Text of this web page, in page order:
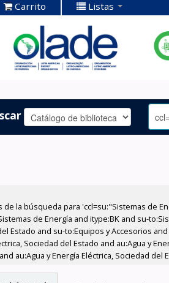
Carrito Listas
de la búsqueda para 'ccl=su:"Sistemas de
de Energía and itype:BK and su-
Estado and su-to:Equipos y Accesorios
Sociedad del Estado and au:Agua y
au:Agua y Energía Eléctrica, Sociedad